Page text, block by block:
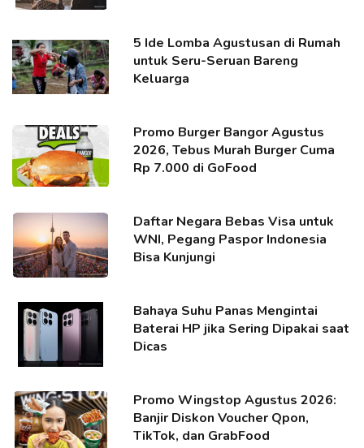
5 Ide Lomba Agustusan di Rumah
untuk Seru-Seruan Bareng
Keluarga
Promo Burger Bangor Agustus
2026, Tebus Murah Burger Cuma
Rp 7.000 di GoFood
Daftar Negara Bebas Visa untuk
WNI, Pegang Paspor Indonesia
Bisa Kunjungi
Bahaya Suhu Panas Mengintai
Baterai HP jika Sering Dipakai saat
Dicas
Promo Wingstop Agustus 2026:
Banjir Diskon Voucher Qpon,
TikTok, dan GrabFood